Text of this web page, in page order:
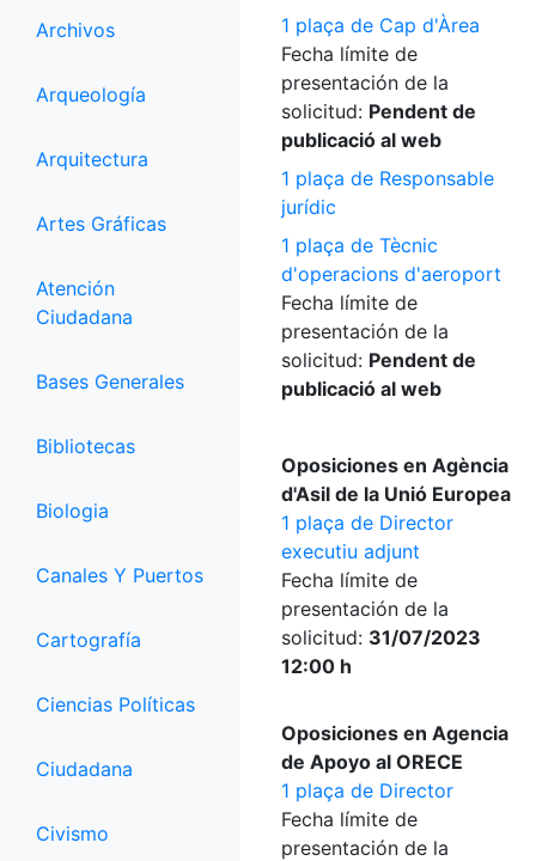
Archivos
Arqueología
Arquitectura
Artes Gráficas
Atención
Ciudadana
Bases Generales
Bibliotecas
Biologia
Canales Y Puertos
Cartografía
Ciencias Políticas
Ciudadana
Civismo
1 plaça de Cap d'Àrea
Fecha límite de
presentación de la
solicitud: Pendent de
publicació al web
1 plaça de Responsable
jurídic
1 plaça de Tècnic
d'operacions d'aeroport
Fecha límite de
presentación de la
solicitud: Pendent de
publicació al web
Oposiciones en Agència
d'Asil de la Unió Europea
1 plaça de Director
executiu adjunt
Fecha límite de
presentación de la
solicitud: 31/07/2023
12:00 h
Oposiciones en Agencia
de Apoyo al ORECE
1 plaça de Director
Fecha límite de
presentación de la